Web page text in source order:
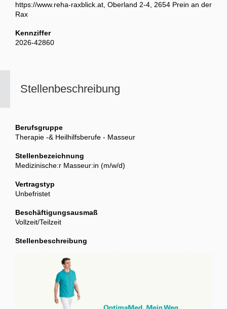
Stellenbeschreibung
Berufsgruppe
Therapie -& Heilhilfsberufe - Masseur
Stellenbezeichnung
Medizinische:r Masseur:in (m/w/d)
Vertragstyp
Unbefristet
Beschäftigungsausmaß
Vollzeit/Teilzeit
Stellenbeschreibung
https://www.reha-raxblick.at, Oberland 2-4, 2654 Prein an der
Rax
Kennziffer
2026-42860